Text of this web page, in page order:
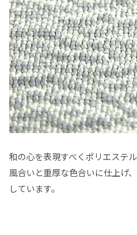
和の心を表現すべくポリエステ
風合いと重厚な色合いに仕上げ
しています。